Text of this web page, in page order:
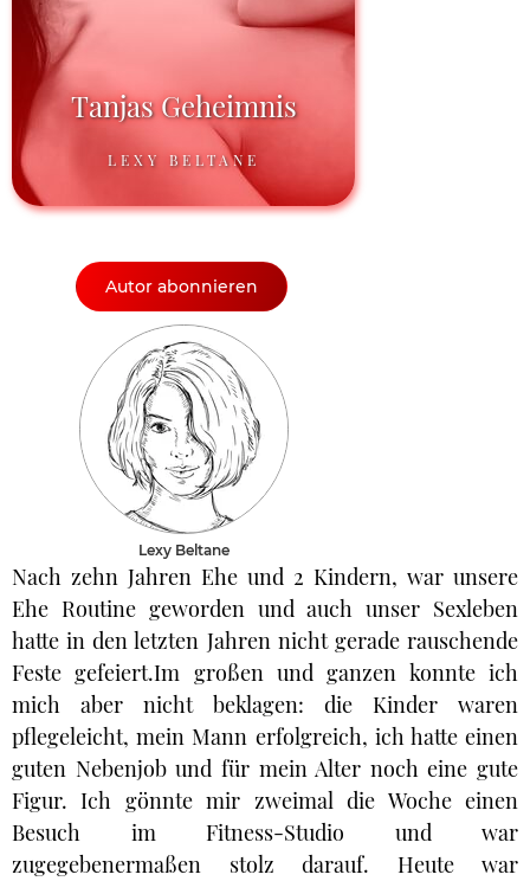
Tanjas Geheimnis
LEXY BELTANE
Autor abonnieren
Lexy Beltane
Nach zehn Jahren Ehe und 2 Kindern, war unsere
Ehe Routine geworden und auch unser Sexleben
hatte in den letzten Jahren nicht gerade rauschende
Feste gefeiert.Im großen und ganzen konnte ich
mich aber nicht beklagen: die Kinder waren
pflegeleicht, mein Mann erfolgreich, ich hatte einen
guten Nebenjob und für mein Alter noch eine gute
Figur. Ich gönnte mir zweimal die Woche einen
Besuch im Fitness-Studio und war
zugegebenermaßen stolz darauf. Heute war